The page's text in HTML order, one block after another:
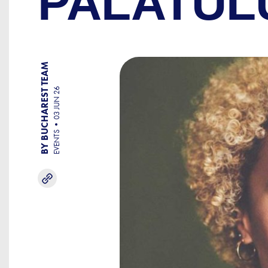
BY BUCHAREST TEAM EVENTS
03 JUN 26